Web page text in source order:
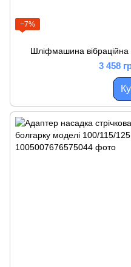
−7%
Шліфмашина
3 458